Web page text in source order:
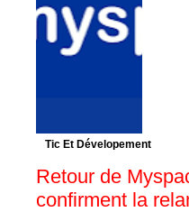
Tic Et Dévelopement
Retour de
confirment la